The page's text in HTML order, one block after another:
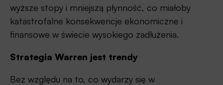
wyższe stopy i mniejszą płynność, co miałoby
katastrofalne konsekwencje ekonomiczne i
finansowe w świecie wysokiego zadłużenia.
Strategia Warren jest trendy
Bez względu na to, co wydarzy się w